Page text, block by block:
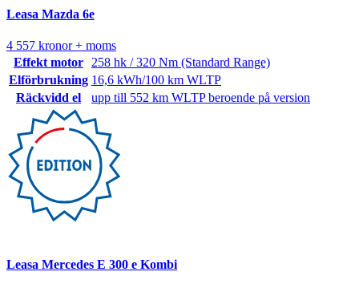
Leasa Mazda 6e
4 557 kronor + moms
Effekt motor
258 hk / 320 Nm (Standard Range)
Elförbrukning 16,6 kWh/100 km WLTP
Räckvidd el
upp till 552 km WLTP beroende på version
Leasa Mercedes E 300 e Kombi